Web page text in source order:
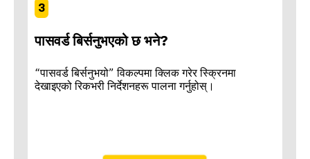
3
पासवर्ड बिर्सनुभएको छ भने?
“पासवर्ड बिर्सनुभयो” विकल्पमा क्लिक गरेर स्क्रिनमा
देखाइएको रिकभरी निर्देशनहरू पालना गर्नुहोस्।